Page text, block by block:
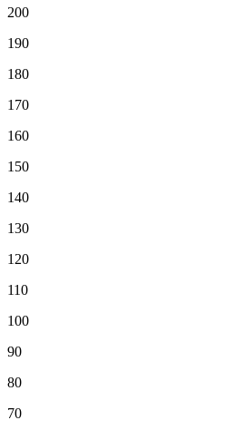
200
190
180
170
160
150
140
130
120
110
100
90
80
70